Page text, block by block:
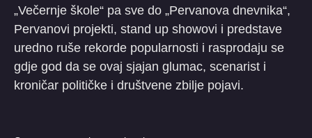
„Večernje škole“ pa sve do „Pervanova dnevnika“,
Pervanovi projekti, stand up showovi i predstave
uredno ruše rekorde popularnosti i rasprodaju se
gdje god da se ovaj sjajan glumac, scenarist i
kroničar političke i društvene zbilje pojavi.